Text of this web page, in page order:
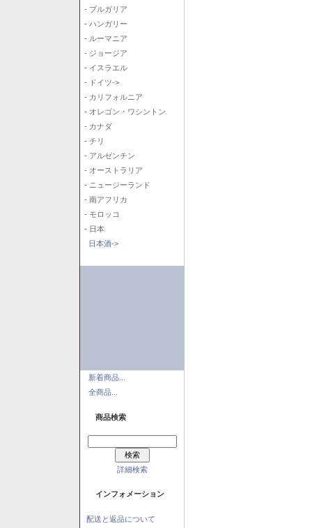
- ブルガリア
- ハンガリー
- ルーマニア
- ジョージア
- イスラエル
- ドイツ->
- カリフォルニア
- オレゴン・ワシントン
- カナダ
- チリ
- アルゼンチン
- オーストラリア
- ニュージーランド
- 南アフリカ
- モロッコ
- 日本
日本酒->
新着商品...
全商品...
商品検索
詳細検索
インフォメーション
配送と返品について